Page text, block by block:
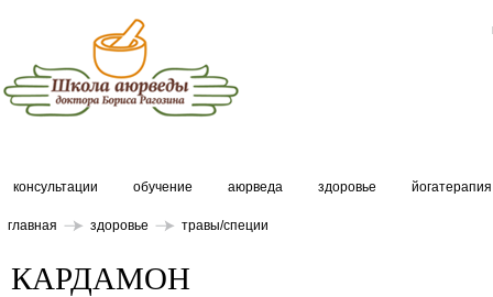
консультации обучение аюрведа здоровье йогатерапия
главная здоровье травы/специи
КАРДАМОН